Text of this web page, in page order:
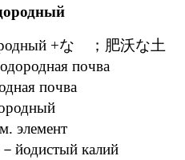
+な ；肥沃な土
почва
почва
элемент
－йодистый калий